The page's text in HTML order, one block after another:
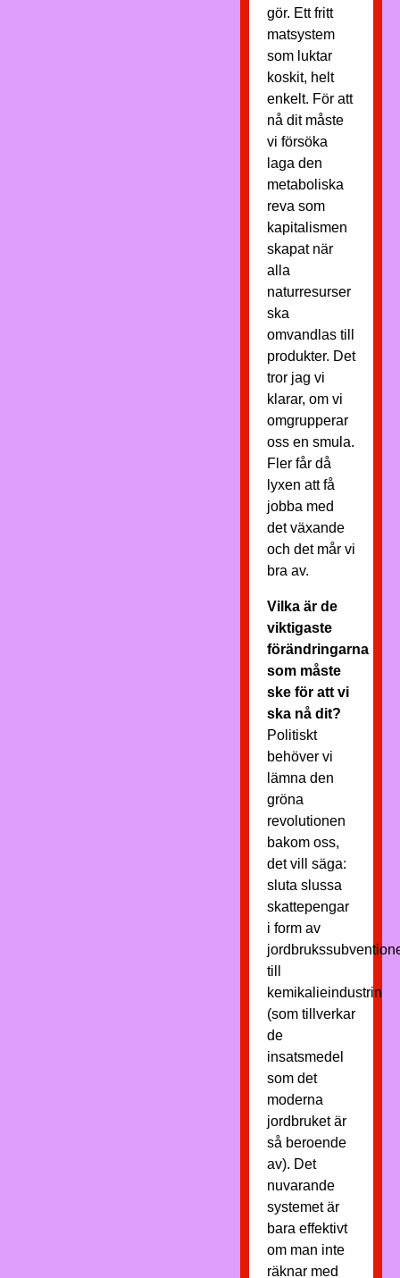
gör. Ett fritt
matsystem
som luktar
koskit, helt
enkelt. För att
nå dit måste
vi försöka
laga den
metaboliska
reva som
kapitalismen
skapat när
alla
naturresurser
ska
omvandlas till
produkter. Det
tror jag vi
klarar, om vi
omgrupperar
oss en smula.
Fler får då
lyxen att få
jobba med
det växande
och det mår vi
bra av.
Vilka är de
viktigaste
förändringarna
som måste
ske för att vi
ska nå dit?
Politiskt
behöver vi
lämna den
gröna
revolutionen
bakom oss,
det vill säga:
sluta slussa
skattepengar
i form av
till
kemikalieindustrin
(som tillverkar
de
insatsmedel
som det
moderna
jordbruket är
så beroende
av). Det
nuvarande
systemet är
bara effektivt
om man inte
räknar med